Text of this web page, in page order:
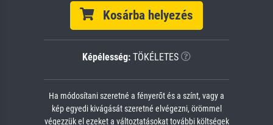
Kosárba helyezés
Képélesség: TÖKÉLETES
Ha módosítani szeretné a fényerőt és a színt, vagy a
kép egyedi kivágását szeretné elvégezni, örömmel
végezzük el ezeket a változtatásokat további költségek